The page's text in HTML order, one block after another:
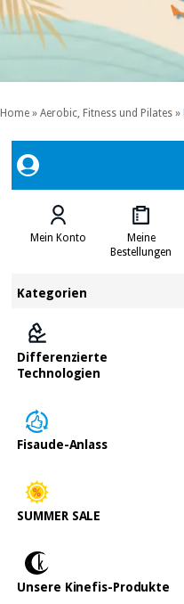
Home » Aerobic, Fitness und Pilates »
Mein Konto
Meine
Bestellungen
Kategorien
Differenzierte
Technologien
Fisaude-Anlass
SUMMER SALE
Unsere Kinefis-Produkte